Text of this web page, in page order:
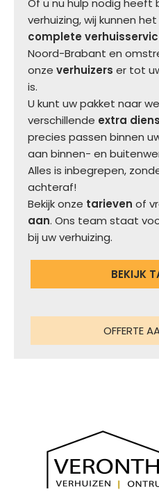
verhuizing, wij kunnen
complete
Noord-Brabant en
onze verhuizers er tot
is.
U kunt uw pakket naar
verschillende extra
precies passen binnen
aan binnen- en
Alles is inbegrepen,
achteraf!
Bekijk onze tarieven of
aan. Ons team staat
bij uw verhuizing.
BEKIJK
OFFERTE